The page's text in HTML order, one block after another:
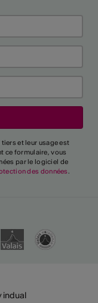
et leur usage est
ce formulaire, vous
par le logiciel de
des données.
indual